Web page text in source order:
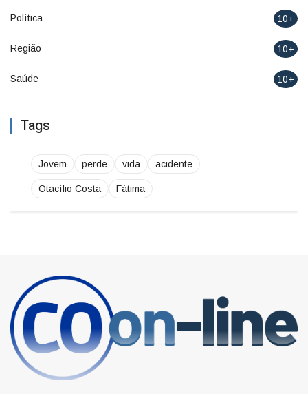
Política 10+
Região 10+
Saúde 10+
Tags
Jovem perde vida acidente
Otacílio Costa Fátima